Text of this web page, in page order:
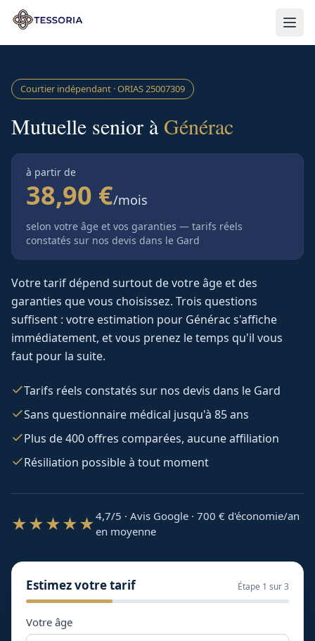
Aller au contenu principal
Courtier indépendant · ORIAS25007309
Mutuelle senior à Générac
à partir de
38,90 €/mois
selon votre âge et vos garanties — tarifs réels
constatés sur nos devis dans le Gard
Votre tarif dépend surtout de votre âge et des
garanties que vous choisissez. Trois questions
suffisent : votre estimation pour Générac s'affiche
immédiatement, et vous prenez le temps qu'il vous
faut pour la suite.
Tarifs réels constatés sur nos devis dans le Gard
Sans questionnaire médical jusqu'à 85 ans
Plus de 400 offres comparées, aucune affiliation
Résiliation possible à tout moment
★★★★★4,7/5 · Avis Google · 700 € d'économie/an
en moyenne
Estimez votre tarif Étape 1 sur 3
Votre âge